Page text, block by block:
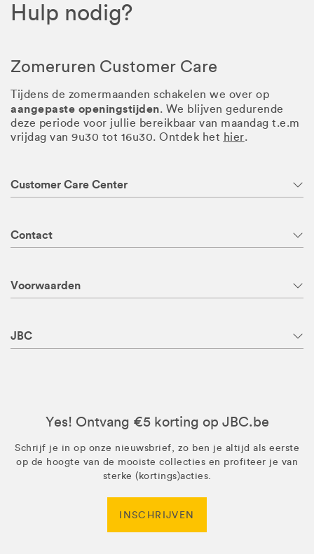
Hulp nodig?
Zomeruren Customer Care
Tijdens de zomermaanden schakelen we over op
aangepaste openingstijden. We blijven gedurende
deze periode voor jullie bereikbaar van maandag t.e.m
vrijdag van 9u30 tot 16u30. Ontdek het hier.
Customer Care Center
Contact
Voorwaarden
JBC
Yes! Ontvang €5 korting op JBC.be
Schrijf je in op onze nieuwsbrief, zo ben je altijd als eerste
op de hoogte van de mooiste collecties en profiteer je van
sterke (kortings)acties.
INSCHRIJVEN